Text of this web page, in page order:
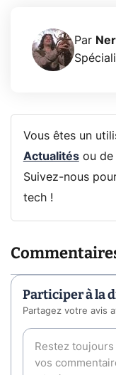
Par
Vous êtes un
Actualitésou de
Suivez-nous
tech !
Participer à la
Partagez votre avis